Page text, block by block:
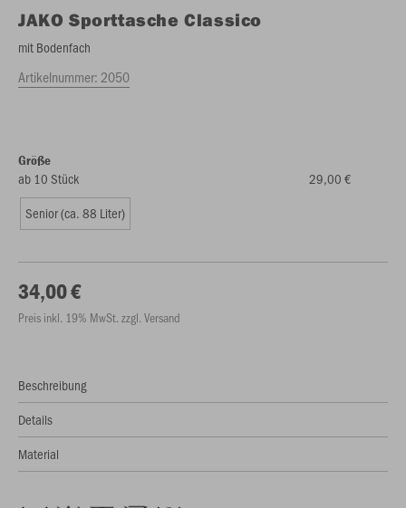
JAKO Sporttasche Classico
mit Bodenfach
Artikelnummer: 2050
Größe
ab 10 Stück
29,00 €
Senior (ca. 88 Liter)
34,00 €
Preis inkl. 19% MwSt. zzgl. Versand
Beschreibung
Details
Material